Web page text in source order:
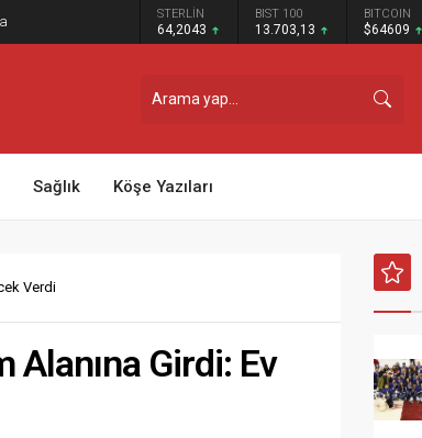
Takip
GRAM ALTIN
6.521,34
DOLAR
47,5916
EURO
55,0829
Sağlık Köşe Yazıları
Verdi
Alanına Girdi: Ev